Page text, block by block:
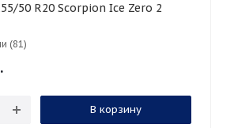
(81)
В корзину